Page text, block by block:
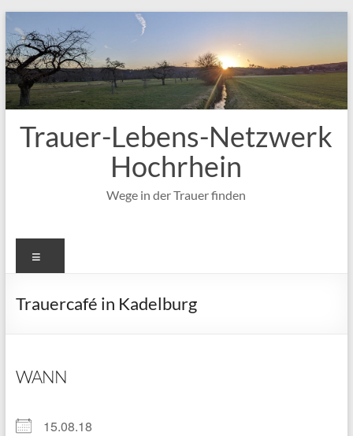
Inhalt
springen
Trauer-Lebens-Netzwerk
Hochrhein
Wege in der Trauer finden
Trauercafé in Kadelburg
WANN
15.08.18